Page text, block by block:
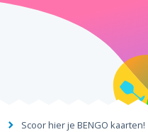
Scoor hier je BENGO kaarten!